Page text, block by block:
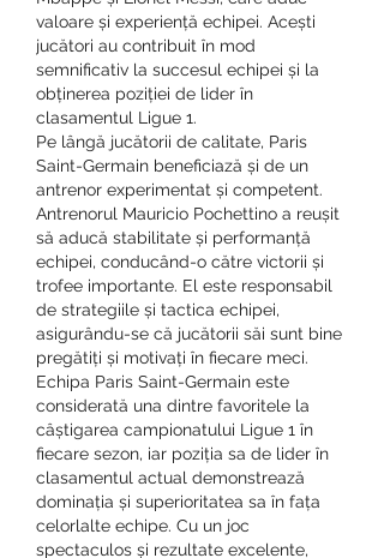
valoare și experiență echipei. Acești
jucători au contribuit în mod
semnificativ la succesul echipei și la
obținerea poziției de lider în
clasamentul Ligue 1.
Pe lângă jucătorii de calitate, Paris
Saint-Germain beneficiază și de un
antrenor experimentat și competent.
Antrenorul Mauricio Pochettino a reușit
să aducă stabilitate și performanță
echipei, conducând-o către victorii și
trofee importante. El este responsabil
de strategiile și tactica echipei,
asigurându-se că jucătorii săi sunt bine
pregătiți și motivați în fiecare meci.
Echipa Paris Saint-Germain este
considerată una dintre favoritele la
câștigarea campionatului Ligue 1 în
fiecare sezon, iar poziția sa de lider în
clasamentul actual demonstrează
dominația și superioritatea sa în fața
celorlalte echipe. Cu un joc
spectaculos și rezultate excelente,